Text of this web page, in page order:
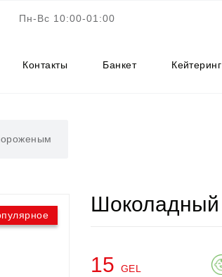
Пн-Вс 10:00-01:00
Контакты Банкет Кейтеринг
15 GEL